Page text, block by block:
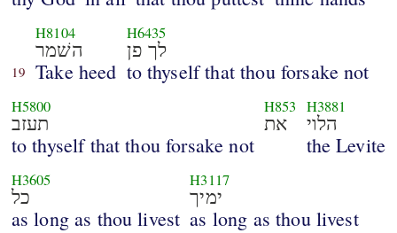
19
H8104
השׁמר
Take heed
H6435
לך פן
to thyself that thou forsake not
H5800
תעזב
to thyself that thou forsake not
H853
את
H3881
הלוי
the Levite
H3605
כל
as long as thou livest
H3117
ימיך
as long as thou livest